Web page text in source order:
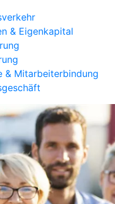
& Eigenkapital
& Mitarbeiterbindung